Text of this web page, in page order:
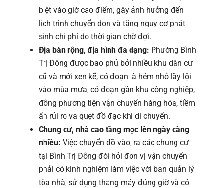
biệt vào giờ cao điểm, gây ảnh hưởng đến
lịch trình chuyển dọn và tăng nguy cơ phát
sinh chi phí do thời gian chờ đợi.
Địa bàn rộng, địa hình đa dạng: Phường Bình
Trị Đông được bao phủ bởi nhiều khu dân cư
cũ và mới xen kẽ, có đoạn là hẻm nhỏ lầy lội
vào mùa mưa, có đoạn gần khu công nghiệp,
đông phương tiện vận chuyển hàng hóa, tiềm
ẩn rủi ro va quẹt đồ đạc khi di chuyển.
Chung cư, nhà cao tầng mọc lên ngày càng
nhiều: Việc chuyển đồ vào, ra các chung cư
tại Bình Trị Đông đòi hỏi đơn vị vận chuyển
phải có kinh nghiệm làm việc với ban quản lý
tòa nhà, sử dụng thang máy đúng giờ và có